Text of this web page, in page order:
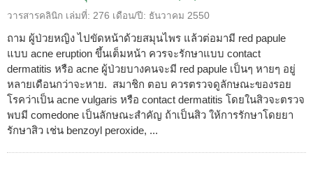
วารสารคลินิก เล่มที่: 276 เดือน/ปี: ธันวาคม 2550
ถาม ผู้ป่วยหญิง ไปขัดหน้าด้วยสมุนไพร แล้วต่อมามี red papule
แบบ acne eruption ขึ้นเต็มหน้า ควรจะรักษาแบบ contact
dermatitis หรือ acne ผู้ป่วยบางคนจะมี red papule เป็นๆ หายๆ อยู่
หลายเดือนกว่าจะหาย. สมาชิก ตอบ ควรตรวจดูลักษณะของรอย
โรคว่าเป็น acne vulgaris หรือ contact dermatitis โดยในสิวจะตรวจ
พบมี comedone เป็นลักษณะสำคัญ ถ้าเป็นสิว ให้การรักษาโดยยา
รักษาสิว เช่น benzoyl peroxide, ...